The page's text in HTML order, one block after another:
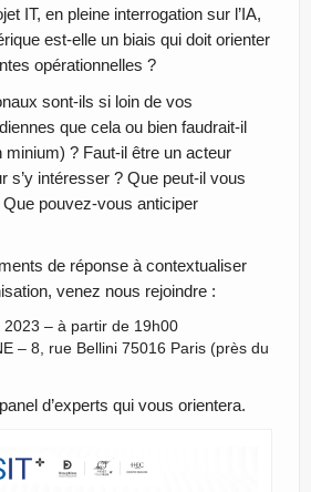
IT, en pleine interrogation sur l’IA,
est-elle un biais qui doit orienter
opérationnelles ?
sont-ils si loin de vos
que cela ou bien faudrait-il
? Faut-il être un acteur
s’y intéresser ? Que peut-il vous
pouvez-vous anticiper
de réponse à contextualiser
venez nous rejoindre :
2023 – à partir de 19h00
– 8, rue Bellini 75016 Paris (près du
d’experts qui vous orientera.